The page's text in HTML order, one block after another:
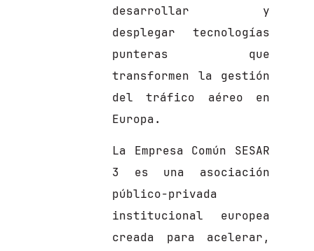
desarrollar y
desplegar tecnologías
punteras que
transformen la gestión
del tráfico aéreo en
Europa.
La Empresa Común SESAR
3 es una asociación
público-privada
institucional europea
creada para acelerar,